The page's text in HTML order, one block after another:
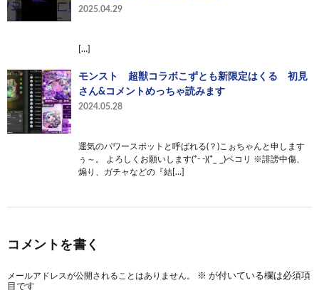
2025.04.29
[…]
モンスト 超獣コラボこずとも新限定はくる 初見
さん&コメントめっちゃ読みます
2024.05.28
運気のパワースポットと呼ばれる(？)こぉちゃんと申します
ぅ～。 よろしくお願いします(*- -)(*_ _)ペコリ ※誹謗中傷、
煽り、ガチャなどの『結[…]
コメントを書く
メールアドレスが公開されることはありません。 ※ が付いている欄は必須項
目です